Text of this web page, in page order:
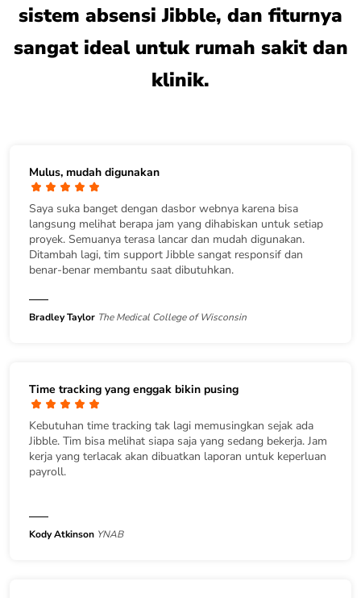
sistem absensi Jibble, dan fiturnya
sangat ideal untuk rumah sakit dan
klinik.
Mulus, mudah digunakan
Saya suka banget dengan dasbor webnya karena bisa
langsung melihat berapa jam yang dihabiskan untuk setiap
proyek. Semuanya terasa lancar dan mudah digunakan.
Ditambah lagi, tim support Jibble sangat responsif dan
benar-benar membantu saat dibutuhkan.
Bradley Taylor The Medical College of Wisconsin
Time tracking yang enggak bikin pusing
Kebutuhan time tracking tak lagi memusingkan sejak ada
Jibble. Tim bisa melihat siapa saja yang sedang bekerja. Jam
kerja yang terlacak akan dibuatkan laporan untuk keperluan
payroll.
Kody Atkinson YNAB